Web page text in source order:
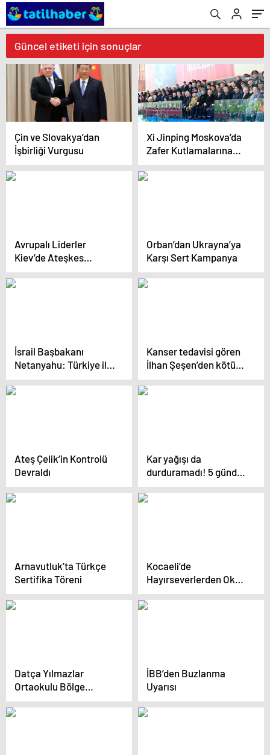
Güncel etiketi için sonuçlar
Çin ve Slovakya’dan
İşbirliği Vurgusu
Xi Jinping Moskova’da
Zafer Kutlamalarına
Katıldı
Avrupalı Liderler
Kiev’de Ateşkes
Gününü Görüştü
Orban’dan Ukrayna’ya
Karşı Sert Kampanya
İsrail Başbakanı
Netanyahu: Türkiye ile
çatışma istemiyoruz.
Trump’ın Erdoğan ile
Kanser tedavisi gören
İlhan Şeşen’den kötü
haber
Ateş Çelik’in Kontrolü
Devraldı
Kar yağışı da
durduramadı! 5 gündür
arazinin ortasında
yanıyor
Arnavutluk’ta Türkçe
Sertifika Töreni
Kocaeli’de
Hayırseverlerden Okul
Yapımı İçin Arsa Bağışı
Datça Yılmazlar
Ortaokulu Bölge
Şampiyonası’na Gidiyor
İBB’den Buzlanma
Uyarısı